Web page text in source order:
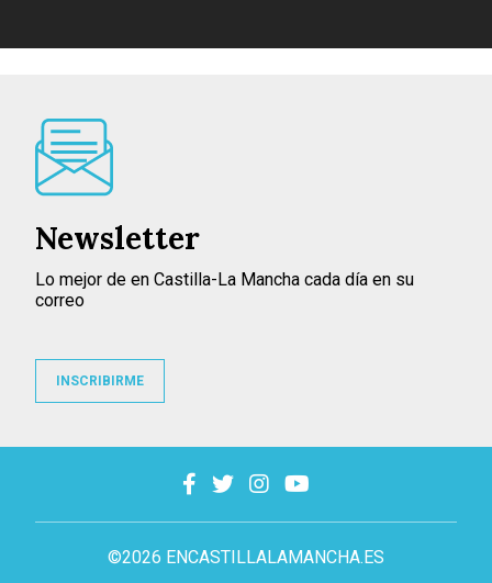
©2026 ENCASTILLALAMANCHA.ES
Newsletter
Lo mejor de en Castilla-La Mancha cada día en su
correo
INSCRIBIRME